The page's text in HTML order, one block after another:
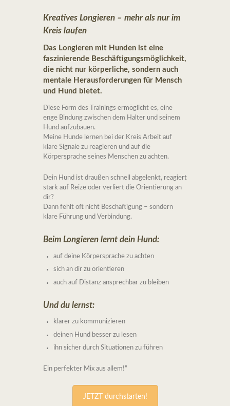
Kreatives Longieren – mehr als nur im
Kreis laufen
Das Longieren mit Hunden ist eine
faszinierende Beschäftigungsmöglichkeit,
die nicht nur körperliche, sondern auch
mentale Herausforderungen für Mensch
und Hund bietet.
Diese Form des Trainings ermöglicht es, eine
enge Bindung zwischen dem Halter und seinem
Hund aufzubauen.
Meine Hunde lernen bei der Kreis Arbeit auf
klare Signale zu reagieren und auf die
Körpersprache seines Menschen zu achten.
Dein Hund ist draußen schnell abgelenkt, reagiert
stark auf Reize oder verliert die Orientierung an
dir?
Dann fehlt oft nicht Beschäftigung – sondern
klare Führung und Verbindung.
Beim Longieren lernt dein Hund:
auf deine Körpersprache zu achten
sich an dir zu orientieren
auch auf Distanz ansprechbar zu bleiben
Und du lernst:
klarer zu kommunizieren
deinen Hund besser zu lesen
ihn sicher durch Situationen zu führen
Ein perfekter Mix aus allem!“
JETZT durchstarten!